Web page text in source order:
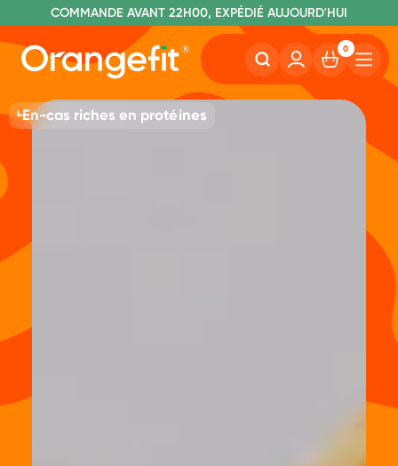
SANS LACTOSE ET SUCRALOSE
COMMANDE AVANT 22H00, EXPÉDIÉ AUJOURD'HUI
LIVRAISON GRATUITE À PARTIR DE 60€
0
En-cas riches en protéines